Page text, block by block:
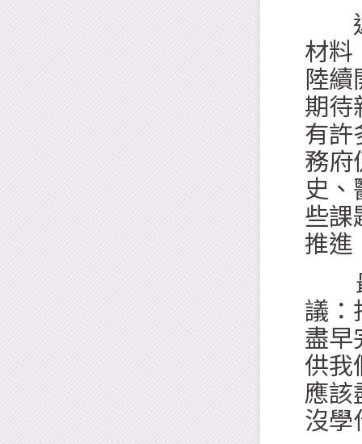
近
材料
陸
期待
有許
務府
史、
些課
推進
最
議：
盡早
供我
應該
沒學